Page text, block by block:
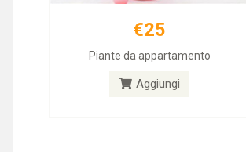
€25
Piante da appartamento
Aggiungi